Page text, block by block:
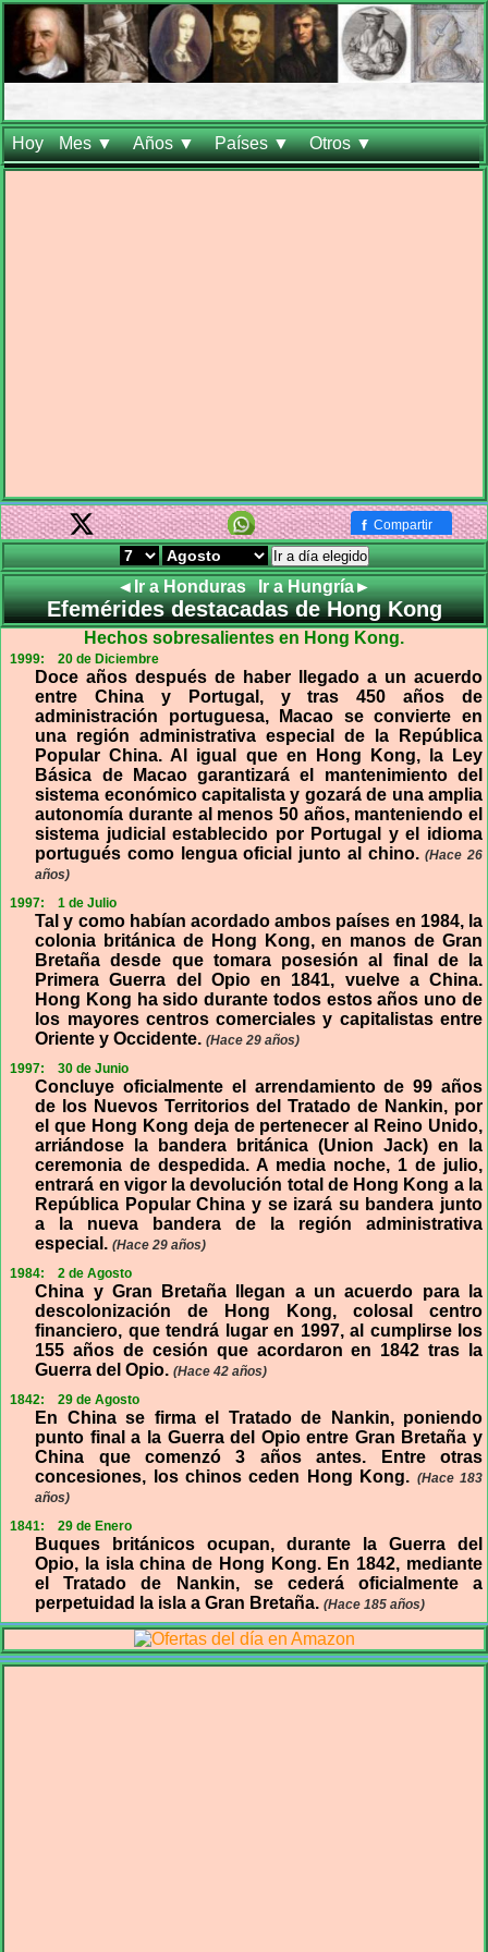
Hoy Mes ▼ Años ▼ Países ▼ Otros ▼
f Compartir
Ir a día elegido
◄Ir a Honduras Ir a Hungría►
Efemérides destacadas de Hong Kong
Hechos sobresalientes en Hong Kong.
1999: 20 de Diciembre
Doce años después de haber llegado a un acuerdo
entre China y Portugal, y tras 450 años de
administración portuguesa, Macao se convierte en
una región administrativa especial de la República
Popular China. Al igual que en Hong Kong, la Ley
Básica de Macao garantizará el mantenimiento del
sistema económico capitalista y gozará de una amplia
autonomía durante al menos 50 años, manteniendo el
sistema judicial establecido por Portugal y el idioma
portugués como lengua oficial junto al chino.(Hace 26
años)
1997:
1 de Julio
Tal y como habían acordado ambos países en 1984, la
colonia británica de Hong Kong, en manos de Gran
Bretaña desde que tomara posesión al final de la
Primera Guerra del Opio en 1841, vuelve a China.
Hong Kong ha sido durante todos estos años uno de
los mayores centros comerciales y capitalistas entre
Oriente y Occidente.(Hace 29 años)
1997:
30 de Junio
Concluye oficialmente el arrendamiento de 99 años
de los Nuevos Territorios del Tratado de Nankin, por
el que Hong Kong deja de pertenecer al Reino Unido,
arriándose la bandera británica (Union Jack) en la
ceremonia de despedida. A media noche, 1 de julio,
entrará en vigor la devolución total de Hong Kong a la
República Popular China y se izará su bandera junto
a la nueva bandera de la región administrativa
especial.(Hace 29 años)
1984:
2 de Agosto
China y Gran Bretaña llegan a un acuerdo para la
descolonización de Hong Kong, colosal centro
financiero, que tendrá lugar en 1997, al cumplirse los
155 años de cesión que acordaron en 1842 tras la
Guerra del Opio.(Hace 42 años)
1842:
29 de Agosto
En China se firma el Tratado de Nankin, poniendo
punto final a la Guerra del Opio entre Gran Bretaña y
China que comenzó 3 años antes. Entre otras
concesiones, los chinos ceden Hong Kong. (Hace 183
años)
1841:
29 de Enero
Buques británicos ocupan, durante la Guerra del
Opio, la isla china de Hong Kong. En 1842, mediante
el Tratado de Nankin, se cederá oficialmente a
perpetuidad la isla a Gran Bretaña.(Hace 185 años)